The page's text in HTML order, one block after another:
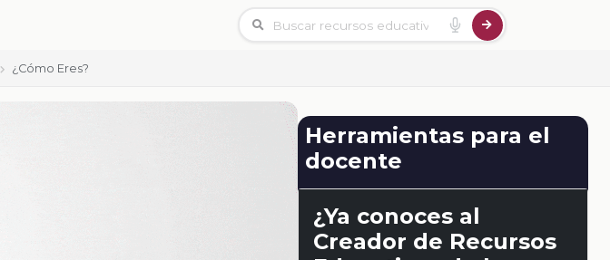
¿Cómo Eres?
Herramientas para el
docente
¿Ya conoces al
Creador de Recursos